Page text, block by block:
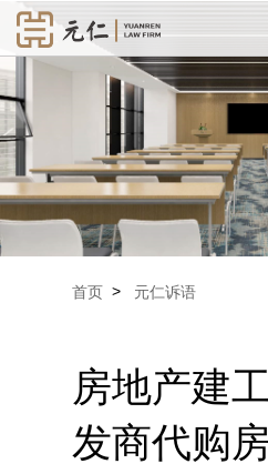
首页 > 元仁诉语
房地产建
发商代购